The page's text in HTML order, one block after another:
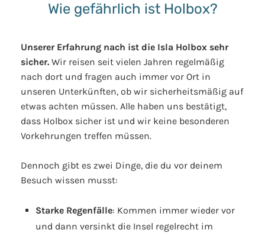
Wie gefährlich ist Holbox?
Unserer Erfahrung nach ist die Isla Holbox sehr
sicher. Wir reisen seit vielen Jahren regelmäßig
nach dort und fragen auch immer vor Ort in
unseren Unterkünften, ob wir sicherheitsmäßig auf
etwas achten müssen. Alle haben uns bestätigt,
dass Holbox sicher ist und wir keine besonderen
Vorkehrungen treffen müssen.
Dennoch gibt es zwei Dinge, die du vor deinem
Besuch wissen musst:
Starke Regenfälle: Kommen immer wieder vor
und dann versinkt die Insel regelrecht im